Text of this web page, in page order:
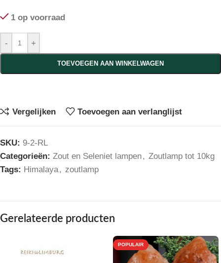
1 op voorraad
- +
TOEVOEGEN AAN WINKELWAGEN
Vergelijken Toevoegen aan verlanglijst
SKU: 9-2-RL
Categorieën: Zout en Seleniet lampen, Zoutlamp tot 10kg
Tags: Himalaya, zoutlamp
Gerelateerde producten
POPULAIR